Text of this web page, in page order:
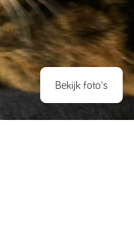
Bekijk foto's